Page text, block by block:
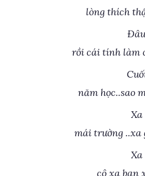
lòng thích
Đâu
rồi cái tính làm
năm học..sao
Xa
mái trường ..xa
Xa
cô xa bạn